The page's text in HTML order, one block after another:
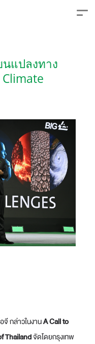
นแปลงทาง
กล่าวในงานA Call to
Thailandจัดโดยกรุงเทพ